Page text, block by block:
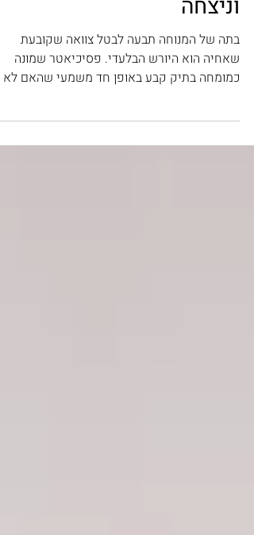
שאמהּ הייתה דמנטית –
וניצחה
בתה של המנוחה תבעה לבטל צוואה שקובעת
כמומחה בתיק קבע באופן חד משמעי שהאם לא
הבינה על מה חתמה תביעה...